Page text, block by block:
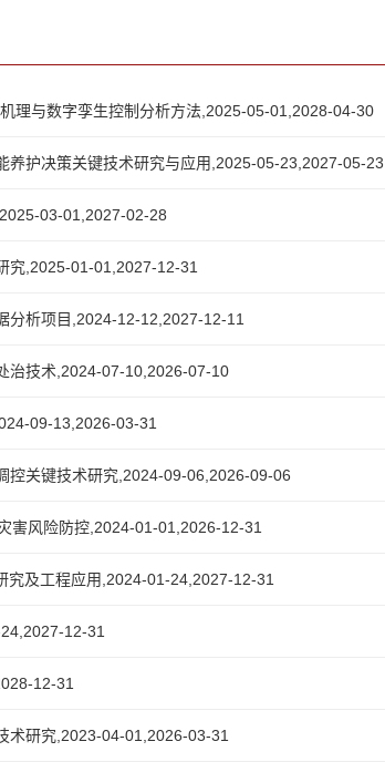
理与数字孪生控制分析方法,2025-05-01,2028-04-30
养护决策关键技术研究与应用,2025-05-23,2027-05-23
03-01,2027-02-28
究,2025-01-01,2027-12-31
分析项目,2024-12-12,2027-12-11
治技术,2024-07-10,2026-07-10
09-13,2026-03-31
控关键技术研究,2024-09-06,2026-09-06
害风险防控,2024-01-01,2026-12-31
究及工程应用,2024-01-24,2027-12-31
12-31
12-31
术研究,2023-04-01,2026-03-31